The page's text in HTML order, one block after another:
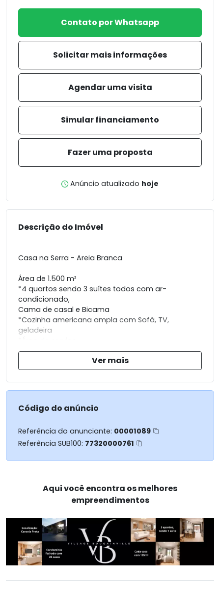
Contato por Whatsapp
Solicitar mais informações
Agendar uma visita
Simular financiamento
Fazer uma proposta
Anúncio atualizado hoje
Descrição do Imóvel
Casa na Serra - Areia Branca
Área de 1.500 m²
*4 quartos sendo 3 suítes todos com ar-
condicionado,
Cama de casal e Bicama
*Cozinha americana ampla com Sofá, TV,
geladeira
*Piscina
Iluminação em led interior
Iluminação led no jardim
Vaga na garagem: 07 a 09 (de acordo com os
carros)
Ver mais
Código do anúncio
Referência do anunciante: 00001089
Referência SUB100: 77320000761
Aqui você encontra os melhores
empreendimentos